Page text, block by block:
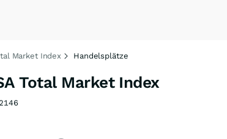
Market Index Handelsplätze
Total Market Index